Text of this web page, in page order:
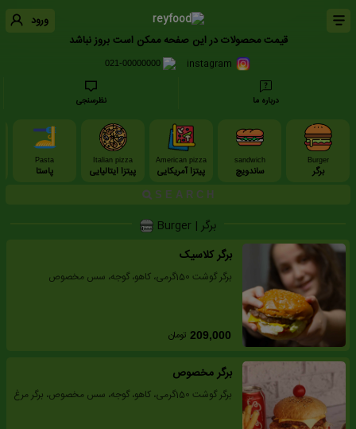
ورود
قیمت محصولات در این صفحه ممکن است بروز نباشد
021-00000000
درباره ما نظرسنجی
Burger
برگر
sandwich
ساندویچ
American pizza
پیتزا آمریکایی
Italian pizza
پیتزا ایتالیایی
Pasta
پاستا
برگر | Burger
برگر کلاسیک
برگر گوشت 150گرمی، کاهو، گوجه، سس مخصوص
209,000 تومان
برگر مخصوص
برگر گوشت 150گرمی، کاهو، گوجه، سس مخصوص، برگر مرغ